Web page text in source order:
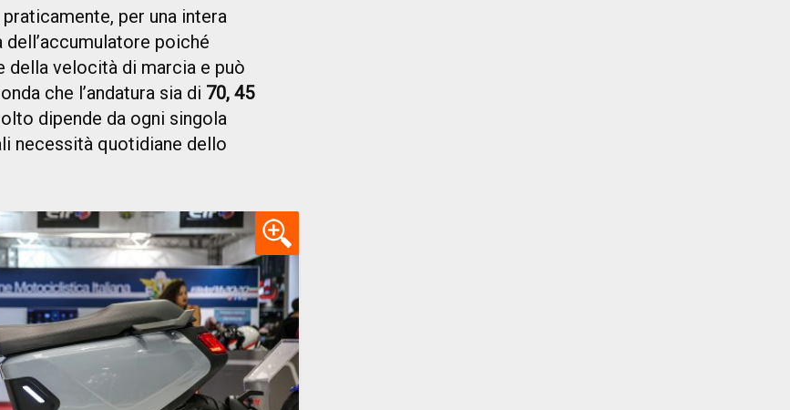
per una intera
poiché
della velocità di marcia e può
che l’andatura sia di 70, 45
dipende da ogni singola
necessità quotidiane dello